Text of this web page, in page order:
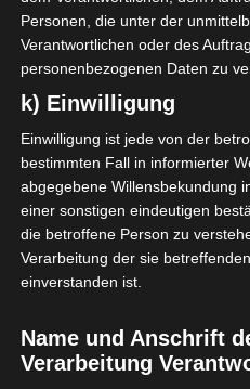
Der
Personen, die unter der
Verantwortlichen oder des
personenbezogenen Daten zu
k) Einwilligung
Einwilligung ist jede von der
bestimmten Fall in informierter
abgegebene Willensbekundung
einer sonstigen eindeutigen
die betroffene Person zu
Verarbeitung der sie
einverstanden ist.
Name und Anschrift
Verarbeitung